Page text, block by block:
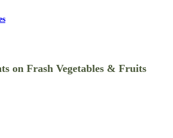
on Frash Vegetables & Fruits